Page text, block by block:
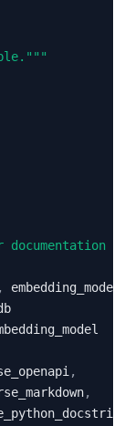
, embedding_model
,
,